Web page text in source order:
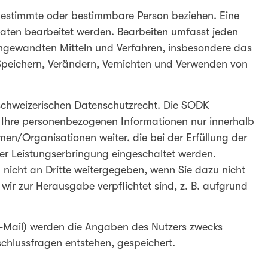
oder bestimmbare Person beziehen. Eine
bearbeitet werden. Bearbeiten umfasst jeden
Mitteln und Verfahren, insbesondere das
Verändern, Vernichten und Verwenden von
Datenschutzrecht. Die SODK
personenbezogenen Informationen nur innerhalb
Organisationen weiter, die bei der Erfüllung der
Leistungserbringung eingeschaltet werden.
an Dritte weitergegeben, wenn Sie dazu nicht
zur Herausgabe verpflichtet sind, z. B. aufgrund
werden die Angaben des Nutzers zwecks
entstehen, gespeichert.